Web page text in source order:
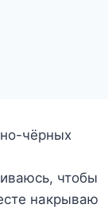
чёрных
чтобы
накрываю